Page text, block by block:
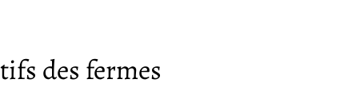
des fermes